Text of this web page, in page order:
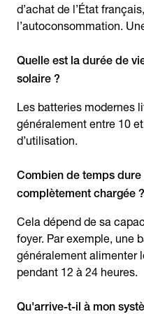
d’achat de l’État
l’autoconsommation.
Quelle est la durée de
solaire ?
Les batteries modernes
généralement entre 10
d’utilisation.
Combien de temps
complètement chargée ?
Cela dépend de sa
foyer. Par exemple, une
généralement alimenter
pendant 12 à 24 heures.
Qu'arrive-t-il à mon